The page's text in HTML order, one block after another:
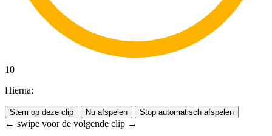
10
Hierna:
Stem op deze clip Nu afspelen Stop automatisch afspelen
← swipe voor de volgende clip →